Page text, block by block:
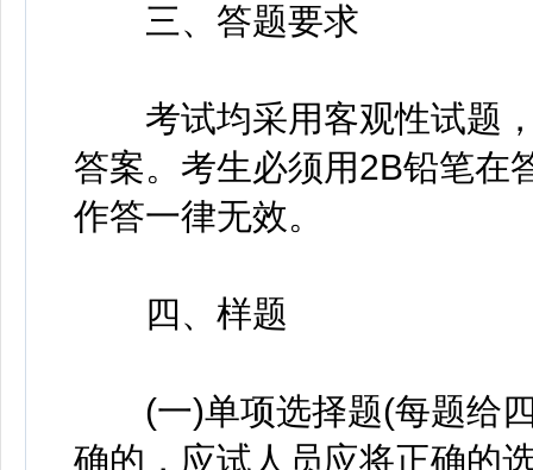
三、答题要求
考试均采用客观性试题，
答案。考生必须用2B铅笔在
作答一律无效。
四、样题
(一)单项选择题(每题给四
确的，应试人员应将正确的